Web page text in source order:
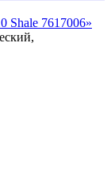
Shale 7617006»